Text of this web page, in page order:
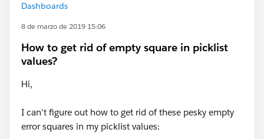
Dashboards
8 de marzo de 2019 15:06
How to get rid of empty square in picklist
values?
Hi,
I can't figure out how to get rid of these pesky empty
error squares in my picklist values: